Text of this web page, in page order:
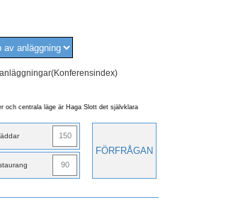
och centrala läge är Haga Slott det självklara
150
FÖRFRÅGAN
90